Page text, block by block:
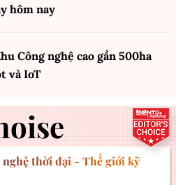
hôm nay
Công nghệ cao gần 500ha
và IoT
thời đại - Thế giới kỹ